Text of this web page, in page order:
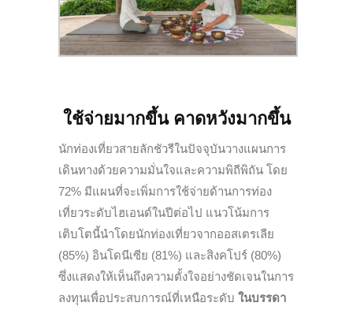
ใช้จ่ายมากขึ้น คาดหวังมากขึ้น
นักท่องเที่ยวสายลักชัวรีในปัจจุบันวางแผนการ
เดินทางด้วยความมั่นใจและความพิถีพิถัน โดย
72% มีแผนที่จะเพิ่มการใช้จ่ายด้านการท่อง
เที่ยวระดับไฮเอนด์ในปีต่อไป แนวโน้มการ
เติบโตนี้นำโดยนักท่องเที่ยวจากออสเตรเลีย
(85%) อินโดนีเซีย (81%) และสิงคโปร์ (80%)
ซึ่งแสดงให้เห็นถึงความตั้งใจอย่างชัดเจนในการ
ลงทุนเพื่อประสบการณ์ที่เหนือระดับ ในบรรดา